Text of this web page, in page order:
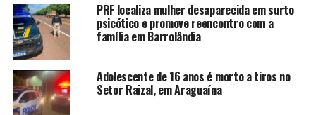
PRF localiza mulher desaparecida em surto
psicótico e promove reencontro com a
família em Barrolândia
Adolescente de 16 anos é morto a tiros no
Setor Raizal, em Araguaína